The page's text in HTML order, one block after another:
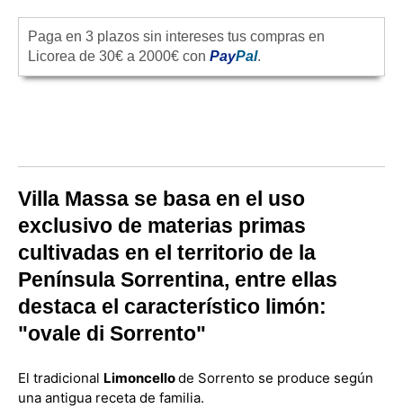
Paga en 3 plazos sin intereses tus compras en
Licorea de 30€ a 2000€ con PayPal.
Villa Massa se basa en el uso
exclusivo de materias primas
cultivadas en el territorio de la
Península Sorrentina, entre ellas
destaca el característico limón:
"ovale di Sorrento"
El tradicional Limoncellode Sorrento se produce según
una antigua receta de familia.